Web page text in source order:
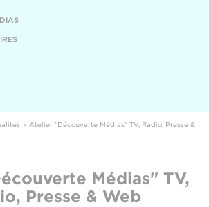
Atelier "Découverte Médias" TV, Radio, Presse &
Médias" TV,
Presse & Web